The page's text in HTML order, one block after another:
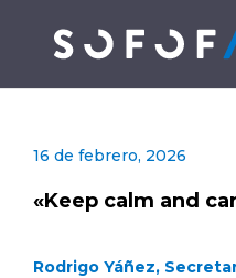
16 de febrero, 2026
«Keep calm and
Rodrigo Yáñez,